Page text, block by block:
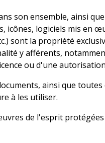
son ensemble, ainsi
icônes, logiciels mis en
sont la propriété
y afférents,
ou d'une
ainsi que
à les utiliser.
de l'esprit